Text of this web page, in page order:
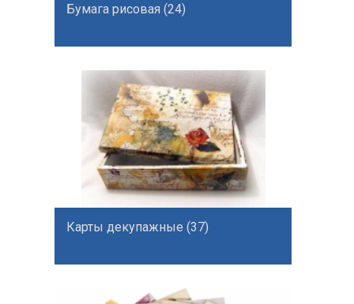
Бумага рисовая (24)
Карты декупажные (37)